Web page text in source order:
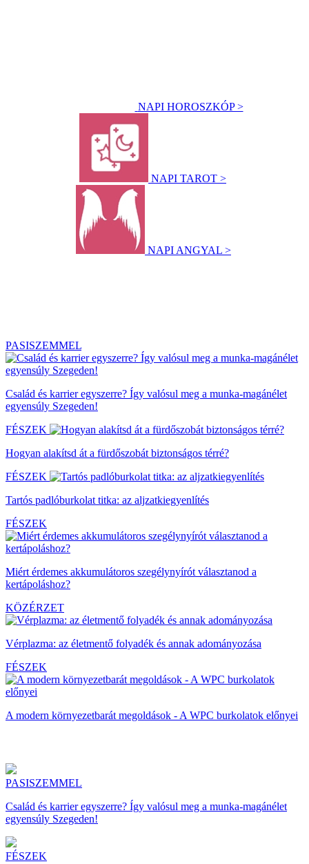
NAPI HOROSZKÓP >
NAPI TAROT >
NAPI ANGYAL >
PASISZEMMEL
Család és karrier egyszerre? Így valósul meg a munka-magánélet
egyensúly Szegeden!
FÉSZEK
Hogyan alakítsd át a fürdőszobát biztonságos térré?
FÉSZEK
Tartós padlóburkolat titka: az aljzatkiegyenlítés
FÉSZEK
Miért érdemes akkumulátoros szegélynyírót választanod a
kertápoláshoz?
KÖZÉRZET
Vérplazma: az életmentő folyadék és annak adományozása
FÉSZEK
A modern környezetbarát megoldások - A WPC burkolatok előnyei
PASISZEMMEL
Család és karrier egyszerre? Így valósul meg a munka-magánélet
egyensúly Szegeden!
FÉSZEK